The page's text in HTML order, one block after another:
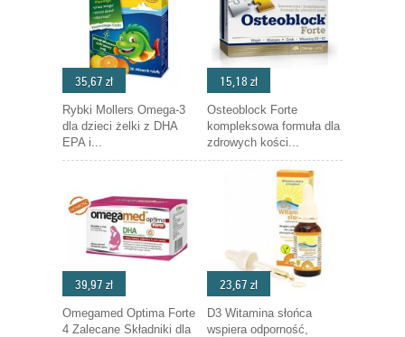
35,67 zł
Rybki Mollers Omega-3
dla dzieci żelki z DHA
EPA i...
15,18 zł
Osteoblock Forte
kompleksowa formuła dla
zdrowych kości...
39,97 zł
Omegamed Optima Forte
4 Zalecane Składniki dla
23,67 zł
D3 Witamina słońca
wspiera odporność,